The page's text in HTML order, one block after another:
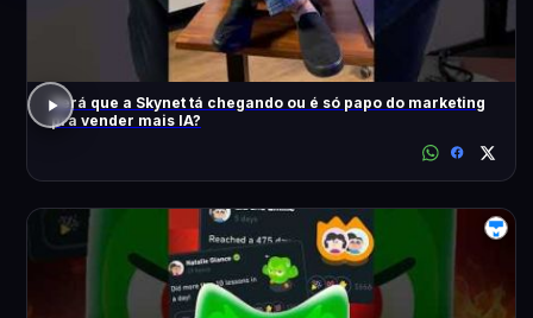
Será que a Skynet tá chegando ou é só papo do marketing
pra vender mais IA?